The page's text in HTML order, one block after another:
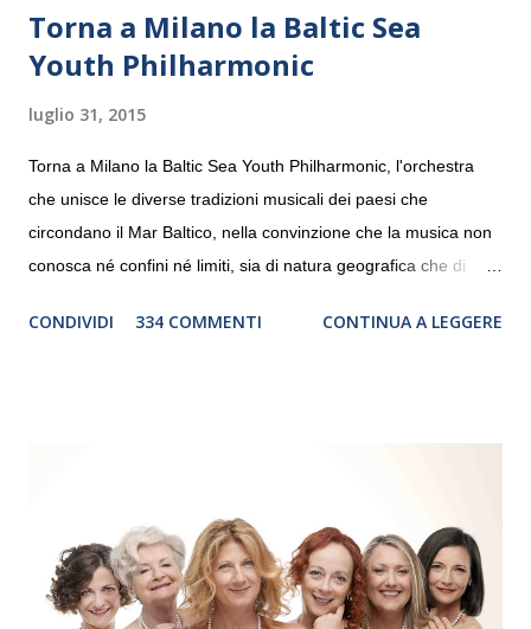
Torna a Milano la Baltic Sea
Youth Philharmonic
luglio 31, 2015
Torna a Milano la Baltic Sea Youth Philharmonic, l'orchestra
che unisce le diverse tradizioni musicali dei paesi che
circondano il Mar Baltico, nella convinzione che la musica non
conosca né confini né limiti, sia di natura geografica che di
debutterà il 10 settembre a Heiden, in Germania, e toccherà, in
“Settembre dell’Accademia” dove si esibirà per il secondo anno
consecutivo. Il pubblico milanese avrà il piacere di applaudire i
giovani artisti della Baltic Sea Youth Philharmonic per la quarta
CONDIVIDI 334 COMMENTI CONTINUA A LEGGERE